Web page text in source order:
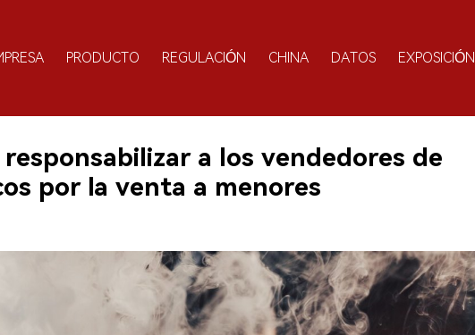
PRODUCTO REGULACIÓN CHINA DATOS EXPOSICIÓN
a los vendedores de
por la venta a menores